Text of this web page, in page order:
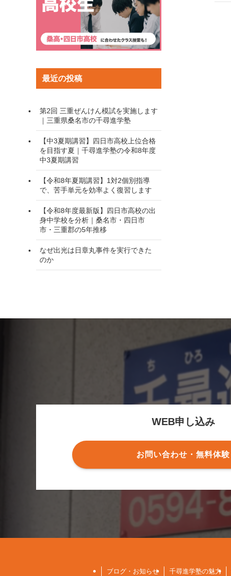
最近の投稿
第2回 三重ぜんけん模試を実施します
｜三重県桑名市の千尋進学塾
【中3夏期講習】四日市高校上位合格
を目指す夏｜千尋進学塾の令和8年度
中3夏期講習
【令和8年夏期講習】1対2個別指導
で、苦手単元を効率よく復習します
【令和8年度最新版】四日市高校の出
身中学校を分析｜桑名市・四日市
市・三重郡の5年推移
なぜ出光は日章丸事件を実行できた
のか
WEB申し込み
お問い合わせ・無料体験
ブログ・お知らせ 千尋進学塾の魅力